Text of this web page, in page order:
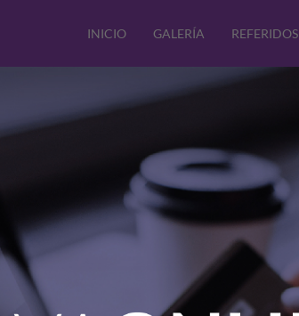
INICIO GALERÍA REFERIDOS